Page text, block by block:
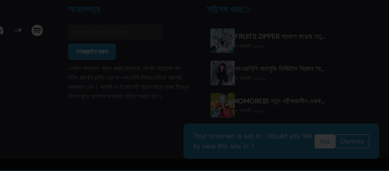
সংবাদপত্র
সাবস্ক্রাইব করুন
এখানে সদস্যতা গ্রহণ করার মাধ্যমে, আপনি আমাদের পপ
চার্টস, জাপান চার্টস এবং ক-পপ চার্টস নিউজলেটারে সরাসরি
সদস্যতা নেন। আপনি যে ইমেইলটি পাবেন তাতে থাকা লিঙ্কে
ক্লিক করে আপনার সদস্যতা নিশ্চিত করতে হবে।
সর্বশেষ খবর
FRUITS ZIPPER প্রকাশ করেছে নতুন সহযোগিতা গান '1,2,3,FOOOOUR'
কাওয়ানিশি নাতসুকি ডিজিটাল সিঙ্গেল 'সায়োনারা ওয়া ইচিবান কিরেই না আতাশি দে' প্রকাশ করলেন
KOMOREBI নতুন গ্রীষ্মকালীন একক 'লেটসু নাটসু' প্রকাশ করেছে
Your browser is set to . Would you like
to view the site in ?
Yes Dismiss